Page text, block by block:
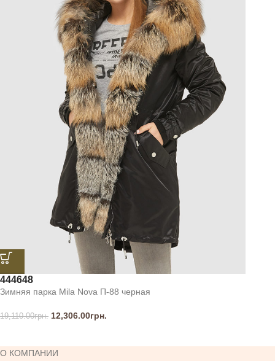
444648
Зимняя парка Mila Nova П-88 черная
19,110.00грн. 12,306.00грн.
О КОМПАНИИ